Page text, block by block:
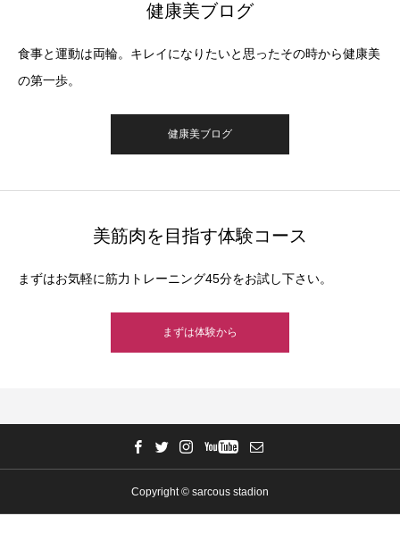
健康美ブログ
食事と運動は両輪。キレイになりたいと思ったその時から健康美
の第一歩。
健康美ブログ
美筋肉を目指す体験コース
まずはお気軽に筋力トレーニング45分をお試し下さい。
まずは体験から
Copyright © sarcous stadion